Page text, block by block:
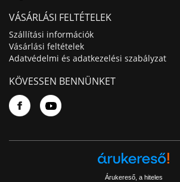
VÁSÁRLÁSI FELTÉTELEK
Szállítási információk
Vásárlási feltételek
Adatvédelmi és adatkezelési szabályzat
KÖVESSEN BENNÜNKET
Árukereső, a hiteles